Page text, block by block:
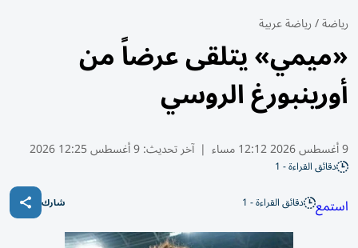
رياضة/رياضة عربية
«ميمي» يتلقى عرضاً من
أورينبورغ الروسي
9 أغسطس 2026 12:12 مساء | آخر تحديث:9 أغسطس 12:25 2026
دقائق القراءة - 1
استمع دقائق القراءة - 1 شارك